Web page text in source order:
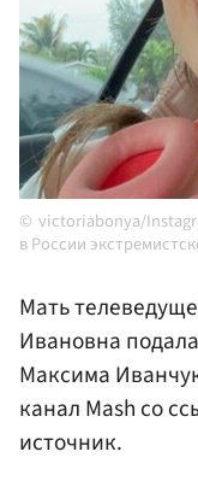
victoriabonya/
в России
Мать
Ивановна
Максима
канал Mash со
источник.